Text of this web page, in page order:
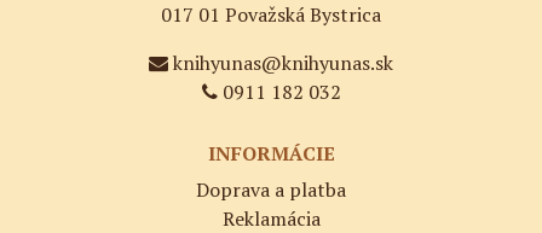
017 01 Považská Bystrica
knihyunas@knihyunas.sk
0911 182 032
INFORMÁCIE
Doprava a platba
Reklamácia